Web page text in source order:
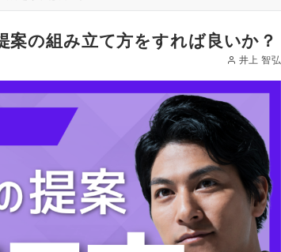
の組み立て方をすれば良いか？
井上 智弘